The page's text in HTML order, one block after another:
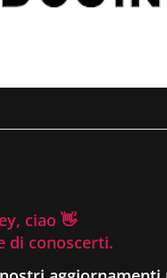
ciao 👋
di conoscerti.